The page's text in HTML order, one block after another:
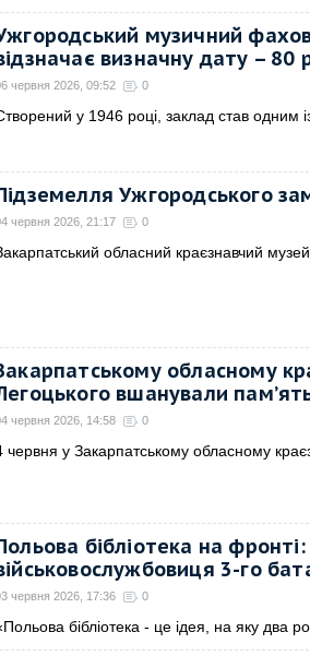
музичний
визначну дату – 80
червня 2026, 09:52 0
у 1946 році, заклад став одним
Ужгородського
червня 2026, 21:17 0
обласний краєзнавчий музей
обласному
вшанували
червня 2026, 14:58 0
червня у Закарпатському обласному
бібліотека на
3-го
червня 2026, 17:36 0
бібліотека - це ідея, на яку два